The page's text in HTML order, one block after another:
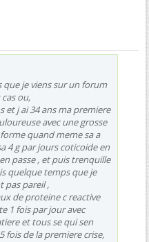
je viens sur un forum
ou,
et j ai 34 ans ma premiere
avec une grosse
quand meme sa a
4 g par jours coticoide en
passe , et puis trenquille
quelque temps que je
pas pareil ,
de proteine c reactive
1 fois par jour avec
et tous se qui sen
fois de la premiere crise,